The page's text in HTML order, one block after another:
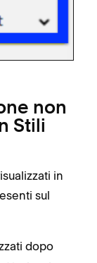
non
Stili
in
sul
dopo